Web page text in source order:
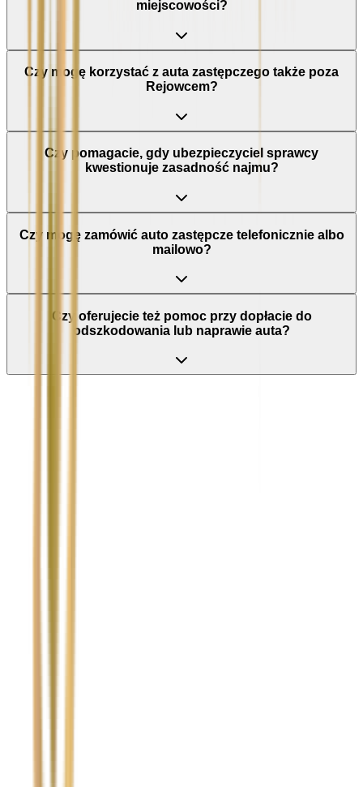
miejscowości?
Czy mogę korzystać z auta zastępczego także poza
Rejowcem?
Czy pomagacie, gdy ubezpieczyciel sprawcy
kwestionuje zasadność najmu?
Czy mogę zamówić auto zastępcze telefonicznie albo
mailowo?
Czy oferujecie też pomoc przy dopłacie do
odszkodowania lub naprawie auta?